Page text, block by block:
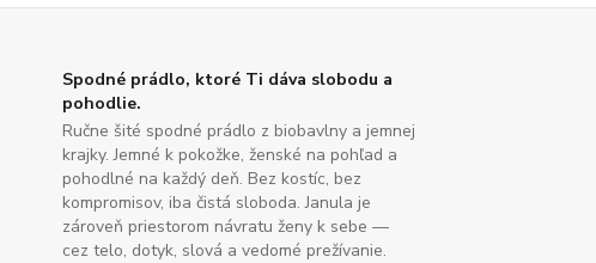
Spodné prádlo, ktoré Ti dáva slobodu a
pohodlie.
Ručne šité spodné prádlo z biobavlny a jemnej
krajky. Jemné k pokožke, ženské na pohľad a
pohodlné na každý deň. Bez kostíc, bez
kompromisov, iba čistá sloboda. Janula je
zároveň priestorom návratu ženy k sebe —
cez telo, dotyk, slová a vedomé prežívanie.